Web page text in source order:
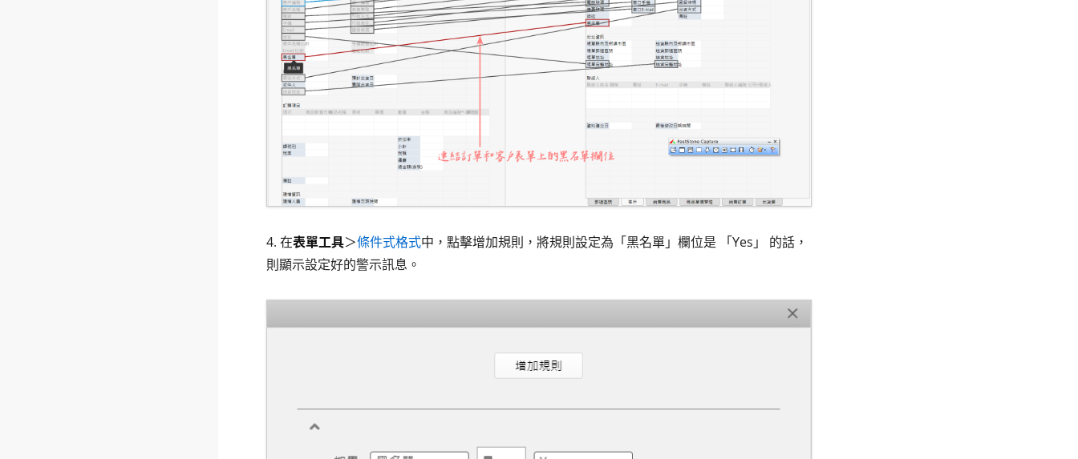
4. 在表單工具＞條件式格式中，點擊增加規則，將規則設定為「黑名單」欄位是 「Yes」 的話，
則顯示設定好的警示訊息。